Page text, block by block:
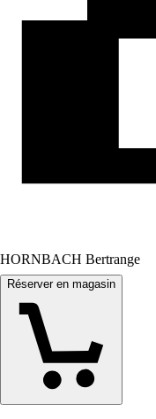
HORNBACH Bertrange
Réserver en magasin